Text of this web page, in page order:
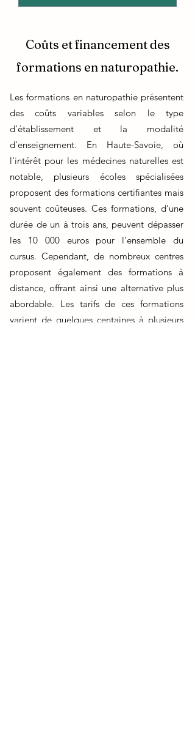
Coûts et financement des
formations en naturopathie.
Les formations en naturopathie présentent
des coûts variables selon le type
d'établissement et la modalité
d'enseignement. En Haute-Savoie, où
l'intérêt pour les médecines naturelles est
notable, plusieurs écoles spécialisées
proposent des formations certifiantes mais
souvent coûteuses. Ces formations, d'une
durée de un à trois ans, peuvent dépasser
les 10 000 euros pour l'ensemble du
cursus. Cependant, de nombreux centres
proposent également des formations à
distance, offrant ainsi une alternative plus
abordable. Les tarifs de ces formations
varient de quelques centaines à plusieurs